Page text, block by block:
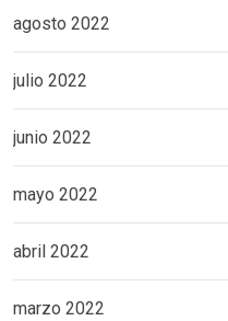
agosto 2022
julio 2022
junio 2022
mayo 2022
abril 2022
marzo 2022